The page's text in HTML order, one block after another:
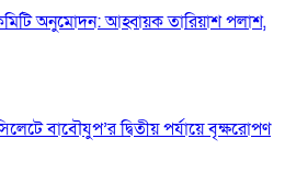
অনুমোদন: আহ্বায়ক তারিয়াশ পলাশ,
বাবৌযুপ’র দ্বিতীয় পর্যায়ে বৃক্ষরোপণ